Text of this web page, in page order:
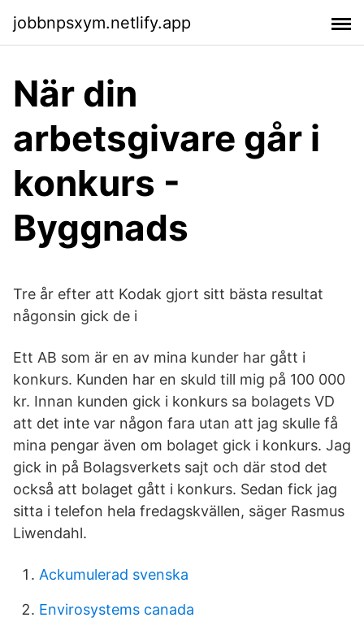
jobbnpsxym.netlify.app
När din
arbetsgivare går i
konkurs -
Byggnads
Tre år efter att Kodak gjort sitt bästa resultat
någonsin gick de i
Ett AB som är en av mina kunder har gått i
konkurs. Kunden har en skuld till mig på 100 000
kr. Innan kunden gick i konkurs sa bolagets VD
att det inte var någon fara utan att jag skulle få
mina pengar även om bolaget gick i konkurs. Jag
gick in på Bolagsverkets sajt och där stod det
också att bolaget gått i konkurs. Sedan fick jag
sitta i telefon hela fredagskvällen, säger Rasmus
Liwendahl.
Ackumulerad svenska
Envirosystems canada